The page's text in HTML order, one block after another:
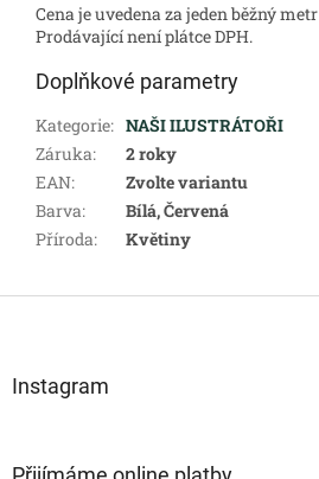
Cena je uvedena za jeden běžný
Prodávající není plátce DPH.
Doplňkové parametry
Kategorie: NAŠI ILUSTRÁTOŘI
Záruka:
2 roky
EAN:
Zvolte variantu
Barva:
Bílá, Červená
Příroda: Květiny
Instagram